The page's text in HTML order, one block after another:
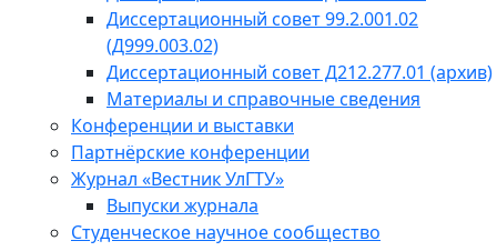
Диссертационный совет 99.2.001.02
(Д999.003.02)
Диссертационный совет Д212.277.01 (архив)
Материалы и справочные сведения
Конференции и выставки
Партнёрские конференции
Журнал «Вестник УлГТУ»
Выпуски журнала
Студенческое научное сообщество